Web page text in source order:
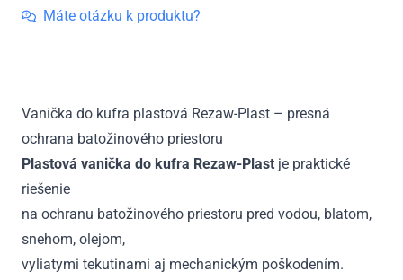
CupraMáte otázku k produktu?
Vanička do kufra plastová Rezaw-Plast – presná
ochrana batožinového priestoru
Plastová vanička do kufra Rezaw-Plast je praktické
riešenie
na ochranu batožinového priestoru pred vodou, blatom,
snehom, olejom,
vyliatymi tekutinami aj mechanickým poškodením.